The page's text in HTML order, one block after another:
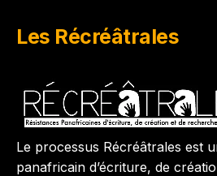
Les Récréâtrales
Le processus Récréâtrales est
panafricain d’écriture, de